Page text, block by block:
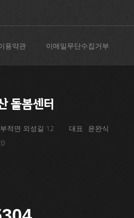
용약관 이메일무단수집거부
돌봄센터
적면 외성길 12 대표
윤완식